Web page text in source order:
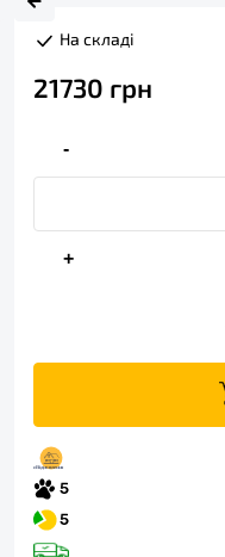
На складі
21730 грн
-
+